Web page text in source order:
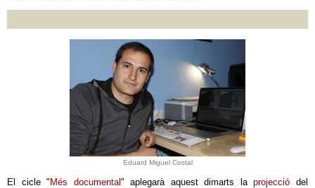
Eduard Miguel Costal
El cicle " Més documental" aplegarà aquest dimarts laprojecció del